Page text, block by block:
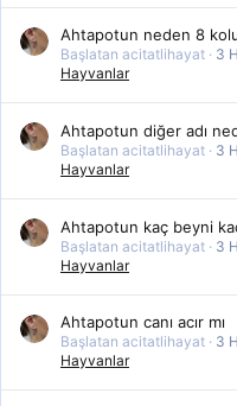
Ahtapotun neden 8
Başlatan acitatlihayat 3
Hayvanlar
Ahtapotun diğer adı
Başlatan acitatlihayat 3
Hayvanlar
Ahtapotun kaç beyni
Başlatan acitatlihayat 3
Hayvanlar
Ahtapotun canı acır mı
Başlatan acitatlihayat 3
Hayvanlar